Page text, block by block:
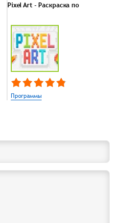
Pixel Art - Раскраска по
Программы